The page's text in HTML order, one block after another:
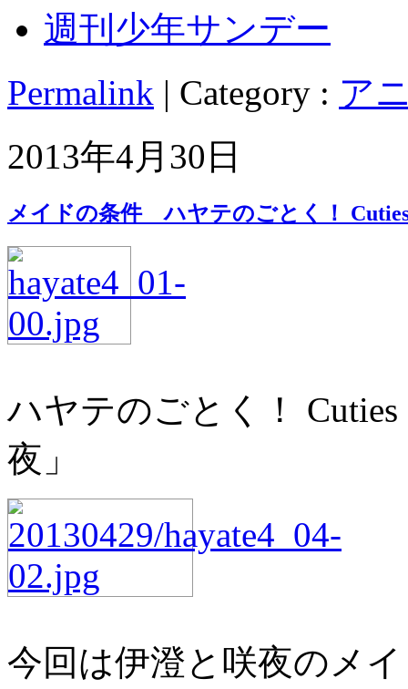
週刊少年サンデー
Permalink | Category : ア
2013年4月30日
メイドの条件 ハヤテのごとく！
ハヤテのごとく！
夜」
今回は伊澄と咲夜のメ